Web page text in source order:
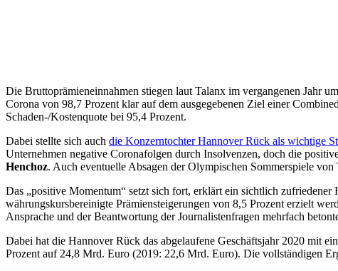
Die Bruttoprämieneinnahmen stiegen laut Talanx im vergangenen Jahr
Corona von 98,7 Prozent klar auf dem ausge­gebenen Ziel einer
Schaden-/Kosten­quote bei 95,4 Prozent.
Dabei stellte sich auch die Konzerntochter Hannover Rück als wichtige
Unternehmen negative Coronafolgen durch Insolvenzen, doch die
Henchoz. Auch eventuelle Absagen der Olympischen Sommerspiele
Das „positive Momentum“ setzt sich fort, erklärt ein sichtlich
währungskursbereinigte Prämiensteigerungen von 8,5 Prozent erzielt
Ansprache und der Beantwortung der Journalistenfragen mehrfach
Dabei hat die Hannover Rück das abgelaufene Geschäftsjahr 2020 mit
Prozent auf 24,8 Mrd. Euro (2019: 22,6 Mrd. Euro). Die vollständigen